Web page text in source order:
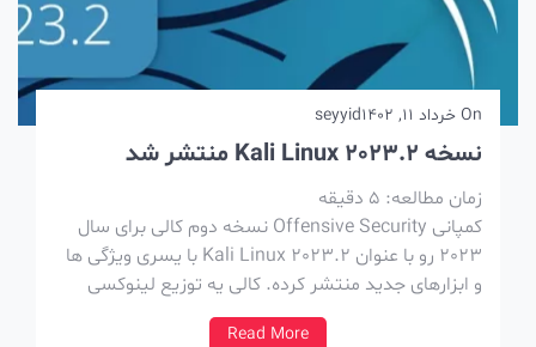
خرداد 11, 1402 seyyid
نسخه Kali Linux 2023.2 منتشر شد
زمان مطالعه:5دقیقه
کمپانی Offensive Security نسخه دوم کالی برای سال
2023 رو با عنوان Kali Linux 2023.2 با یسری ویژگی ها
و ابزارهای جدید منتشر کرده. کالی یه توزیع لینوکسی
هستش که بواسطه ابزارها و ویژگی هایی که داره، برای
Read More